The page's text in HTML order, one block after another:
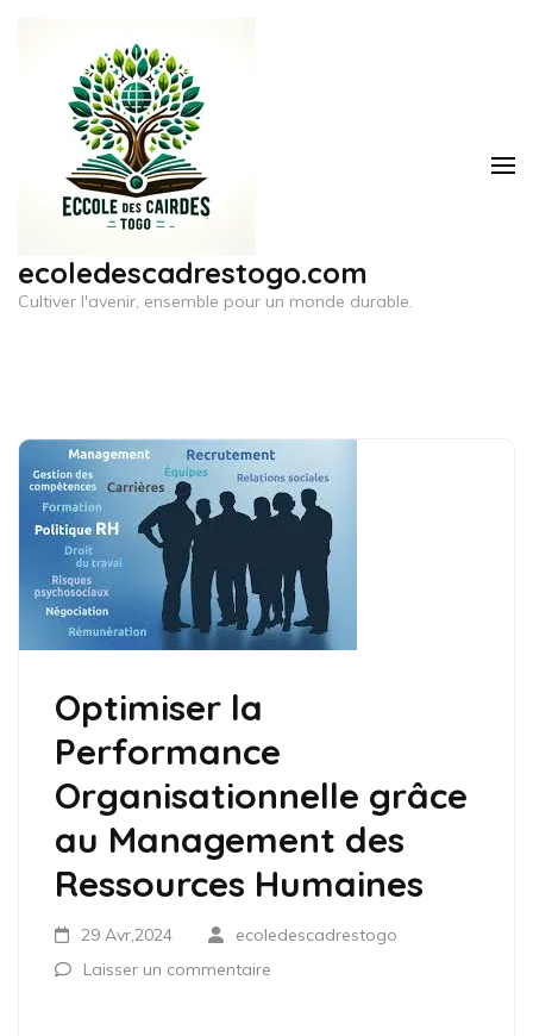
contenu
(Pressez
ecoledescadrestogo.com
Cultiver l'avenir, ensemble pour un monde durable.
Optimiser la
Performance
Organisationnelle grâce
au Management des
Ressources Humaines
29 Avr,2024
ecoledescadrestogo
Laisser un commentaire